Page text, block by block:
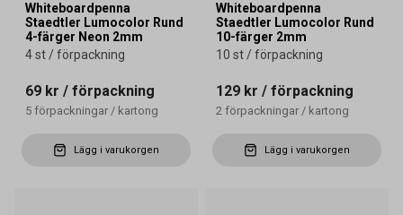
Whiteboardpenna
Staedtler Lumocolor Rund
4-färger Neon 2mm
4 st / förpackning
69 kr / förpackning
5 förpackningar / kartong
Lägg i varukorgen
Whiteboardpenna
Staedtler Lumocolor Rund
10-färger 2mm
10 st / förpackning
129 kr / förpackning
2 förpackningar / kartong
Lägg i varukorgen